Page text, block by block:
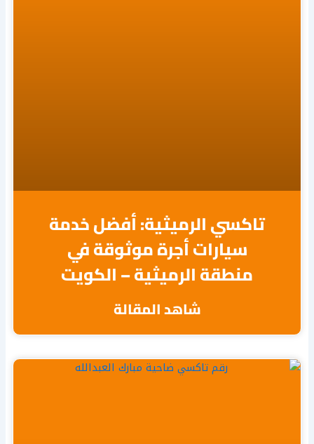
تاكسي الرميثية: أفضل خدمة
سيارات أجرة موثوقة في
منطقة الرميثية – الكويت
شاهد المقالة